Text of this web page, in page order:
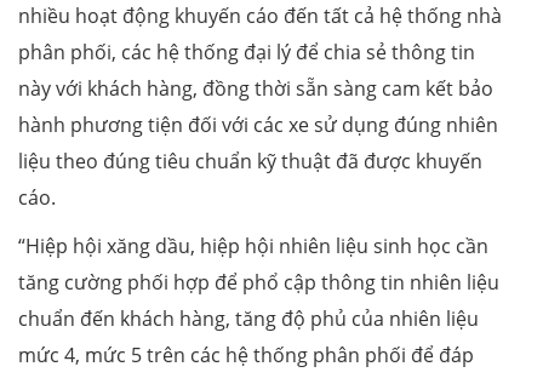
nhiều hoạt động khuyến cáo đến tất cả hệ thống nhà
phân phối, các hệ thống đại lý để chia sẻ thông tin
này với khách hàng, đồng thời sẵn sàng cam kết bảo
hành phương tiện đối với các xe sử dụng đúng nhiên
liệu theo đúng tiêu chuẩn kỹ thuật đã được khuyến
cáo.
“Hiệp hội xăng dầu, hiệp hội nhiên liệu sinh học cần
tăng cường phối hợp để phổ cập thông tin nhiên liệu
chuẩn đến khách hàng, tăng độ phủ của nhiên liệu
mức 4, mức 5 trên các hệ thống phân phối để đáp